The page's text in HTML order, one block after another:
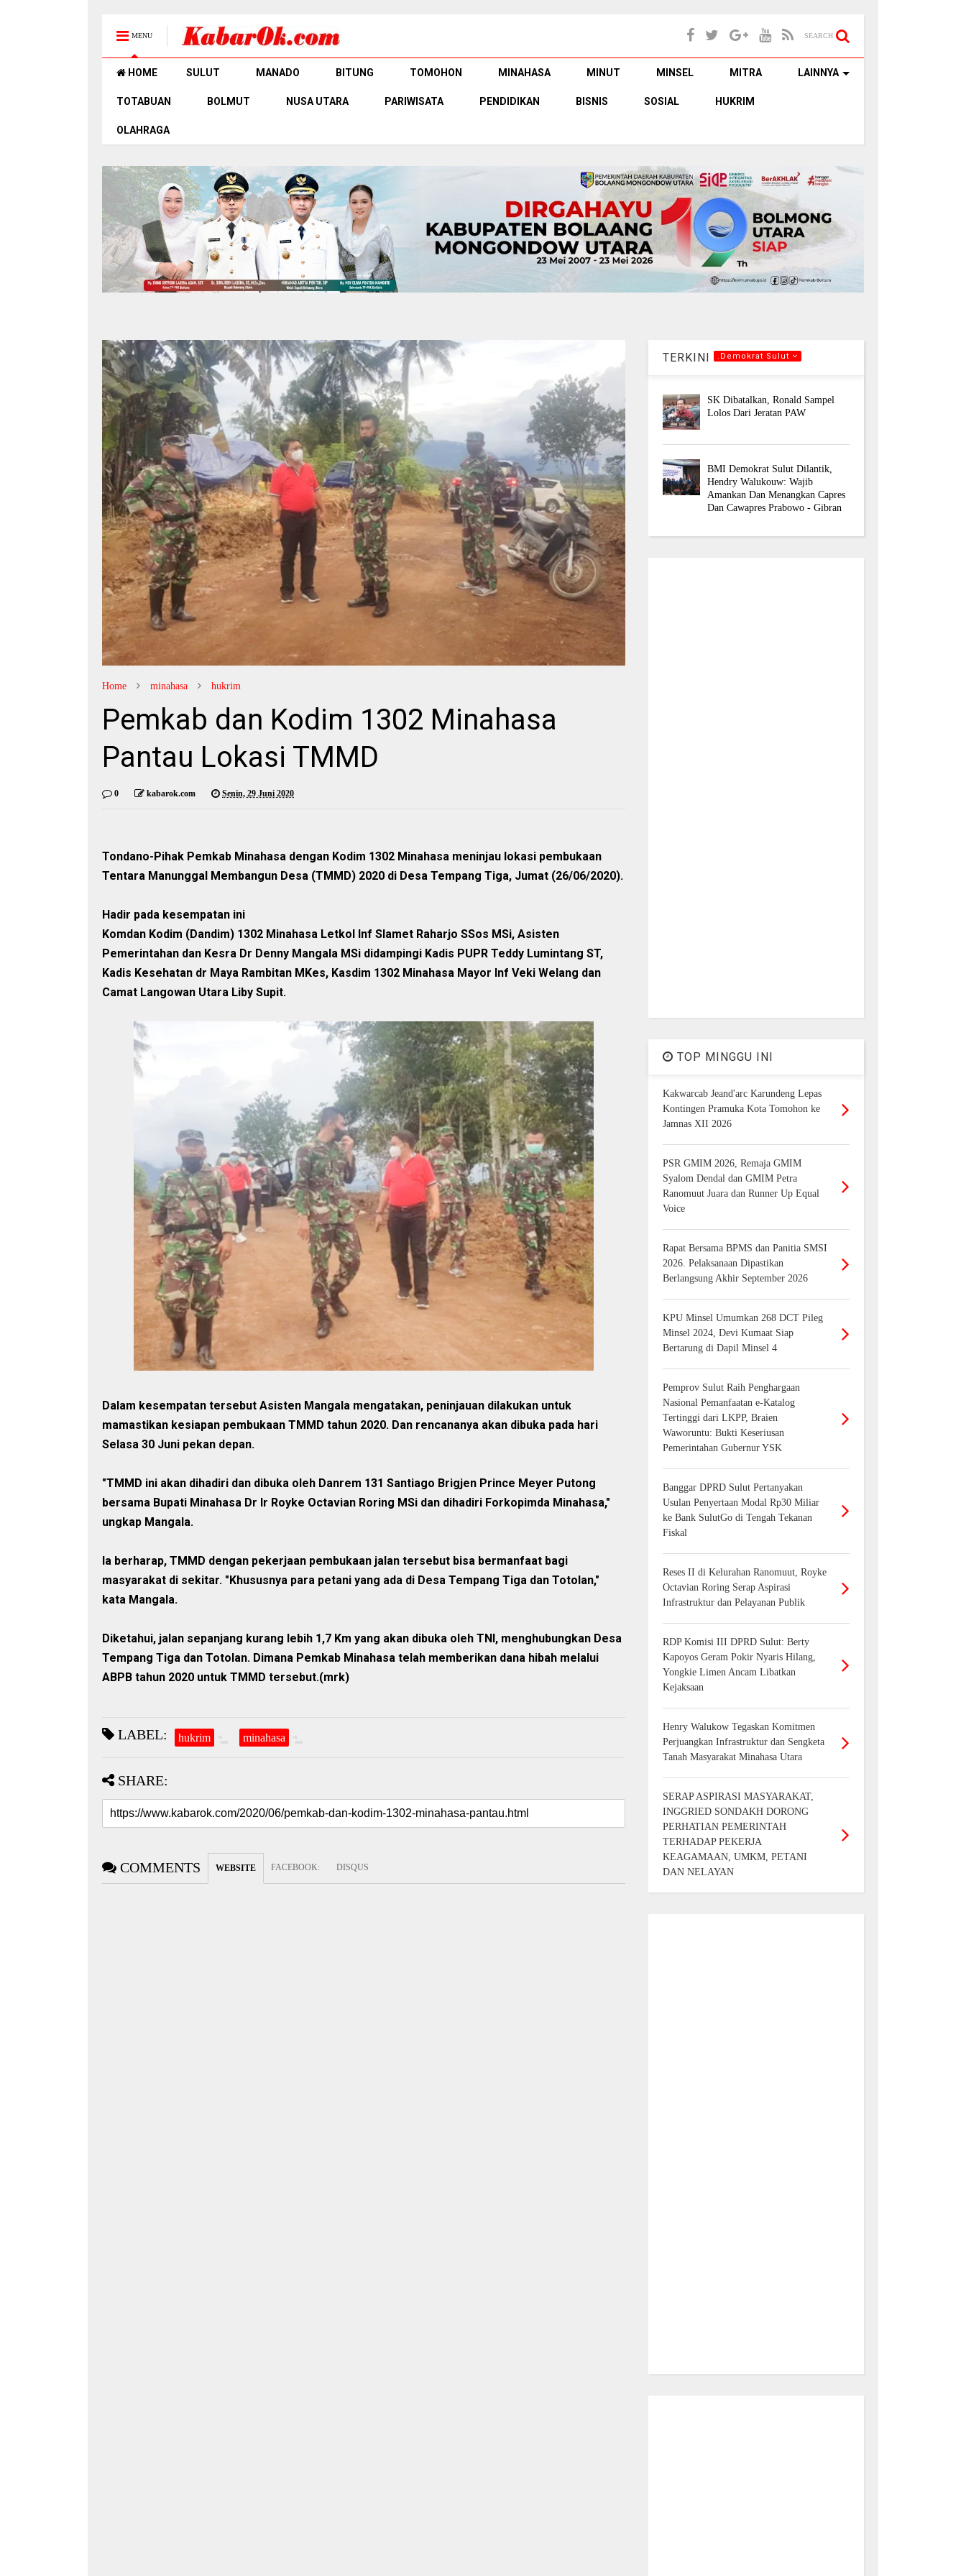
MENU SEARCH
HOME SULUT MANADO BITUNG TOMOHON MINAHASA MINUT MINSEL MITRA LAINNYA
TOTABUAN BOLMUT NUSA UTARA PARIWISATA PENDIDIKAN BISNIS SOSIAL HUKRIM
OLAHRAGA
Home minahasa hukrim
Pemkab dan Kodim 1302 Minahasa
Pantau Lokasi TMMD
0 kabarok.com Senin, 29 Juni 2020
Tondano-Pihak Pemkab Minahasa dengan Kodim 1302 Minahasa meninjau lokasi pembukaan
Tentara Manunggal Membangun Desa (TMMD) 2020 di Desa Tempang Tiga, Jumat (26/06/2020).
Hadir pada kesempatan ini
Komdan Kodim (Dandim) 1302 Minahasa Letkol Inf Slamet Raharjo SSos MSi, Asisten
Pemerintahan dan Kesra Dr Denny Mangala MSi didampingi Kadis PUPR Teddy Lumintang ST,
Kadis Kesehatan dr Maya Rambitan MKes, Kasdim 1302 Minahasa Mayor Inf Veki Welang dan
Camat Langowan Utara Liby Supit.
Dalam kesempatan tersebut Asisten Mangala mengatakan, peninjauan dilakukan untuk
mamastikan kesiapan pembukaan TMMD tahun 2020. Dan rencananya akan dibuka pada hari
Selasa 30 Juni pekan depan.
"TMMD ini akan dihadiri dan dibuka oleh Danrem 131 Santiago Brigjen Prince Meyer Putong
bersama Bupati Minahasa Dr Ir Royke Octavian Roring MSi dan dihadiri Forkopimda Minahasa,"
ungkap Mangala.
Ia berharap, TMMD dengan pekerjaan pembukaan jalan tersebut bisa bermanfaat bagi
masyarakat di sekitar. "Khususnya para petani yang ada di Desa Tempang Tiga dan Totolan,"
kata Mangala.
Diketahui, jalan sepanjang kurang lebih 1,7 Km yang akan dibuka oleh TNI, menghubungkan Desa
Tempang Tiga dan Totolan. Dimana Pemkab Minahasa telah memberikan dana hibah melalui
ABPB tahun 2020 untuk TMMD tersebut.(mrk)
LABEL: hukrim minahasa
SHARE:
COMMENTS WEBSITE FACEBOOK: DISQUS
TERKINI .Demokrat Sulut
SK Dibatalkan, Ronald Sampel
Lolos Dari Jeratan PAW
BMI Demokrat Sulut Dilantik,
Hendry Walukouw: Wajib
Amankan Dan Menangkan Capres
Dan Cawapres Prabowo - Gibran
TOP MINGGU INI
Kakwarcab Jeand'arc Karundeng Lepas
Kontingen Pramuka Kota Tomohon ke
Jamnas XII 2026
PSR GMIM 2026, Remaja GMIM
Syalom Dendal dan GMIM Petra
Ranomuut Juara dan Runner Up Equal
Voice
Rapat Bersama BPMS dan Panitia SMSI
2026. Pelaksanaan Dipastikan
Berlangsung Akhir September 2026
KPU Minsel Umumkan 268 DCT Pileg
Minsel 2024, Devi Kumaat Siap
Bertarung di Dapil Minsel 4
Pemprov Sulut Raih Penghargaan
Nasional Pemanfaatan e-Katalog
Tertinggi dari LKPP, Braien
Waworuntu: Bukti Keseriusan
Pemerintahan Gubernur YSK
Banggar DPRD Sulut Pertanyakan
Usulan Penyertaan Modal Rp30 Miliar
ke Bank SulutGo di Tengah Tekanan
Fiskal
Reses II di Kelurahan Ranomuut, Royke
Octavian Roring Serap Aspirasi
Infrastruktur dan Pelayanan Publik
RDP Komisi III DPRD Sulut: Berty
Kapoyos Geram Pokir Nyaris Hilang,
Yongkie Limen Ancam Libatkan
Kejaksaan
Henry Walukow Tegaskan Komitmen
Perjuangkan Infrastruktur dan Sengketa
Tanah Masyarakat Minahasa Utara
SERAP ASPIRASI MASYARAKAT,
INGGRIED SONDAKH DORONG
PERHATIAN PEMERINTAH
TERHADAP PEKERJA
KEAGAMAAN, UMKM, PETANI
DAN NELAYAN